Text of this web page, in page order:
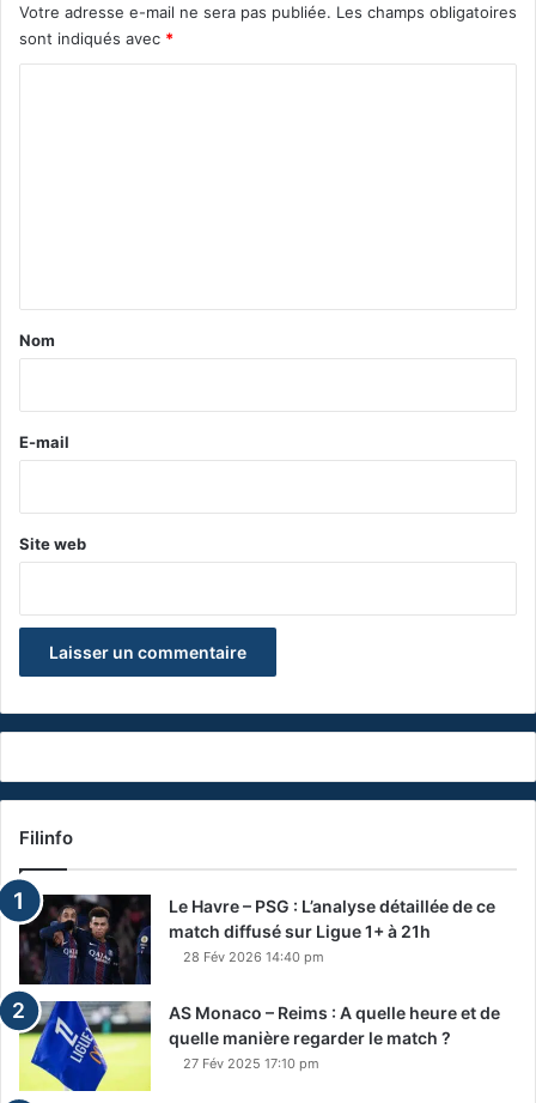
Votre adresse e-mail ne sera pas publiée. Les champs obligatoires
sont indiqués avec *
a
e
Nom
E-mail
Site web
Filinfo
Le Havre – PSG : L’analyse détaillée de ce
match diffusé sur Ligue 1+ à 21h
28 Fév 2026 14:40 pm
AS Monaco – Reims : A quelle heure et de
quelle manière regarder le match ?
27 Fév 2025 17:10 pm